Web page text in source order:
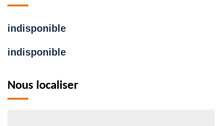
indisponible
indisponible
Nous localiser